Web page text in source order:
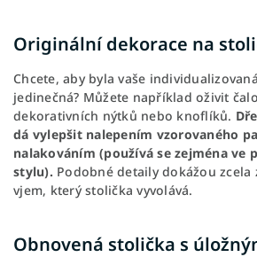
Originální dekorace na
Chcete, aby byla vaše
jedinečná? Můžete například oživit
dekorativních nýtků nebo knoflíků.
dá vylepšit nalepením vzorovaného
nalakováním (používá se zejména ve
stylu). Podobné detaily dokážou
vjem, který stolička vyvolává.
Obnovená stolička s